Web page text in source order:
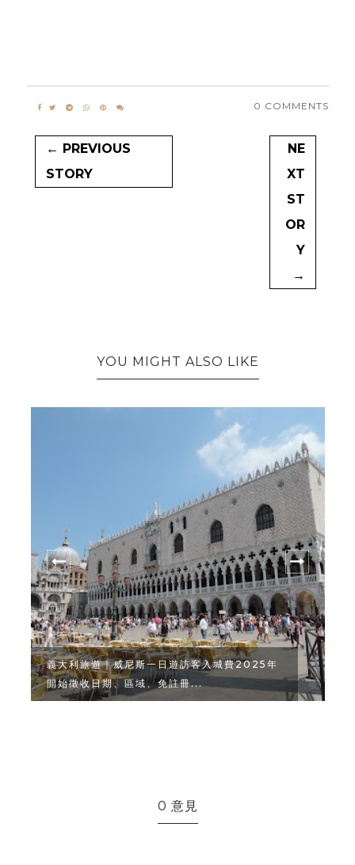
0 COMMENTS
← PREVIOUS
STORY
NE
XT
ST
OR
Y
→
YOU MIGHT ALSO LIKE
義大利旅遊｜威尼斯一日遊訪客入城費2025年
開始徵收日期、區域、免註冊...
0 意見